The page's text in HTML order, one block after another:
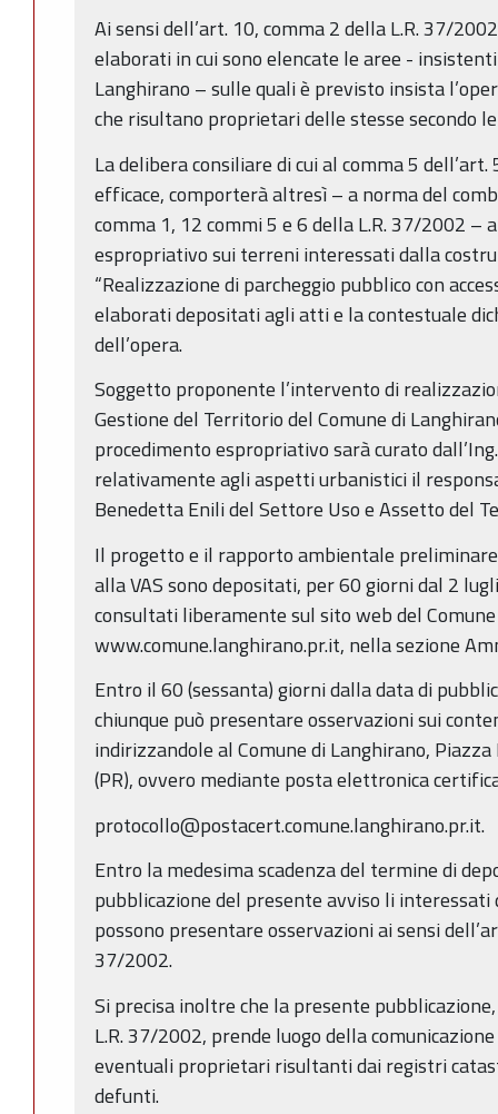
Ai sensi dell’art. 10, comma 2 della L.R. 37/
elaborati in cui sono elencate le aree -
Langhirano – sulle quali è previsto insista
che risultano proprietari delle stesse secondo
La delibera consiliare di cui al comma 5
efficace, comporterà altresì – a norma del
comma 1, 12 commi 5 e 6 della L.R. 37/2002 –
espropriativo sui terreni interessati dalla
“Realizzazione di parcheggio pubblico con
elaborati depositati agli atti e la contestuale
dell’opera.
Soggetto proponente l’intervento di
Gestione del Territorio del Comune di
procedimento espropriativo sarà curato
relativamente agli aspetti urbanistici il
Benedetta Enili del Settore Uso e Assetto del
Il progetto e il rapporto ambientale
alla VAS sono depositati, per 60 giorni dal 2
consultati liberamente sul sito web del
www.comune.langhirano.pr.it, nella sezione
Entro il 60 (sessanta) giorni dalla data di
chiunque può presentare osservazioni sui
indirizzandole al Comune di Langhirano,
(PR), ovvero mediante posta elettronica
protocollo@postacert.comune.langhirano.pr.it.
Entro la medesima scadenza del termine di
pubblicazione del presente avviso li
possono presentare osservazioni ai sensi
37/2002.
Si precisa inoltre che la presente
L.R. 37/2002, prende luogo della
eventuali proprietari risultanti dai registri
defunti.